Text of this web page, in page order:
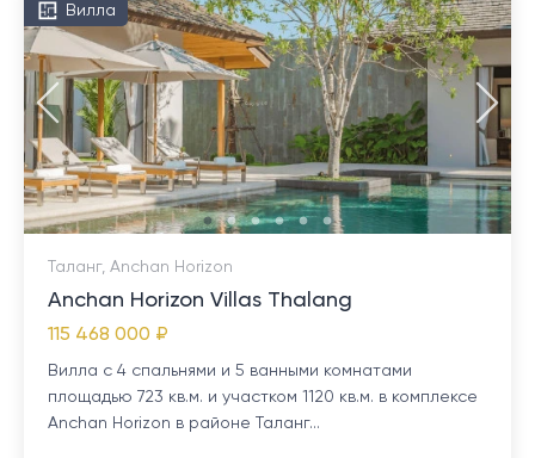
Вилла
Таланг, Anchan Horizon
Anchan Horizon Villas Thalang
115 468 000 ₽
Вилла с 4 спальнями и 5 ванными комнатами
площадью 723 кв.м. и участком 1120 кв.м. в комплексе
Anchan Horizon в районе Таланг...